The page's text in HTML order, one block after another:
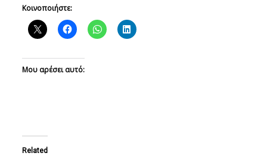
Κοινοποιήστε:
Μου αρέσει αυτό:
Related